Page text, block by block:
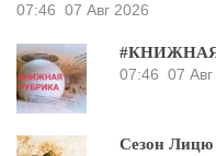
07:46 07 Авг 2026
07:46 07
Сезон Лицю